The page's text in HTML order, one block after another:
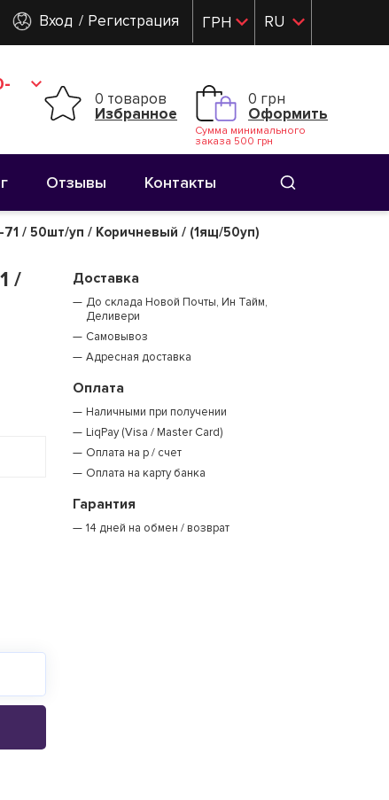
Вход Регистрация
ГРН
UK
RU
0 товаров
Избранное
0 грн
Оформить
Сумма минимального
заказа 500 грн
Отзывы Контакты
/ 50шт/уп / Коричневый / (1ящ/50уп)
/
Доставка
До склада Новой Почты, Ин Тайм,
Деливери
Самовывоз
Адресная доставка
Оплата
Наличными при получении
LiqPay (Visa / Master Card)
Оплата на р / счет
Оплата на карту банка
Гарантия
14 дней на обмен / возврат